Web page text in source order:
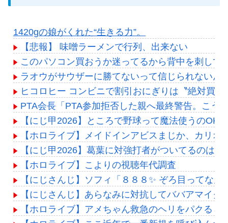
1420gの娘がくれた“生きる力”。
【悲報】 味噌ラーメンで行列、出来ない
このパソコン買おうか迷ってるから背中を刺して
ラオウがサウザーに勝てないって信じられないん
ヒコロヒー コンビニで割引おにぎりは〝絶対買わ
PTA会長「PTA参加拒否した親へ最終警告。こう
【にじ甲2026】ところで野球って魔法使うのOK
【ホロライブ】メイドインアビスまじか、カリオ
【にじ甲2026】葛葉に対強打者がついてるのは
【ホロライブ】こよりの視聴年代調査
【にじさんじ】ソフィ「８８８✨ ぞろ目ってな
【にじさんじ】あらなみに対抗してババアマイク
【ホロライブ】アメちゃん救急のヘリをパクる→